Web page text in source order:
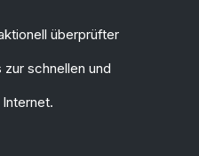
überprüfter
schnellen und